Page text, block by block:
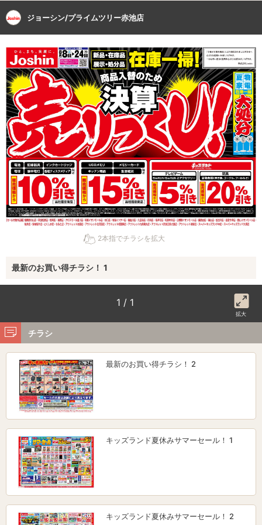
ジョーシン/プライムツリー赤池店
2本指でチラシを拡大
最新のお買い得チラシ！ 1
1 / 1
拡大
チラシ
最新のお買い得チラシ！ 2
キッズランド夏休みサマーセール！ 1
キッズランド夏休みサマーセール！ 2